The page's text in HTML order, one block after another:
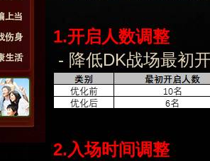
1.开启人数调整
- 降低DK战场最初
2.入场时间调整